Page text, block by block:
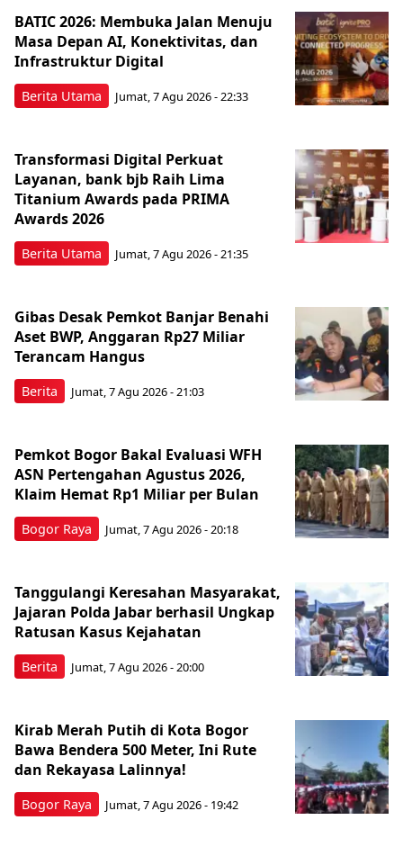
Berita Utama
BATIC 2026: Membuka Jalan Menuju
Masa Depan AI, Konektivitas, dan
Infrastruktur Digital
Jumat, 7 Agu 2026 - 22:33
Berita Utama
Transformasi Digital Perkuat
Layanan, bank bjb Raih Lima
Titanium Awards pada PRIMA
Awards 2026
Jumat, 7 Agu 2026 - 21:35
Berita
Gibas Desak Pemkot Banjar Benahi
Aset BWP, Anggaran Rp27 Miliar
Terancam Hangus
Jumat, 7 Agu 2026 - 21:03
Bogor Raya
Pemkot Bogor Bakal Evaluasi WFH
ASN Pertengahan Agustus 2026,
Klaim Hemat Rp1 Miliar per Bulan
Jumat, 7 Agu 2026 - 20:18
Berita
Tanggulangi Keresahan Masyarakat,
Jajaran Polda Jabar berhasil Ungkap
Ratusan Kasus Kejahatan
Jumat, 7 Agu 2026 - 20:00
Bogor Raya
Kirab Merah Putih di Kota Bogor
Bawa Bendera 500 Meter, Ini Rute
dan Rekayasa Lalinnya!
Jumat, 7 Agu 2026 - 19:42